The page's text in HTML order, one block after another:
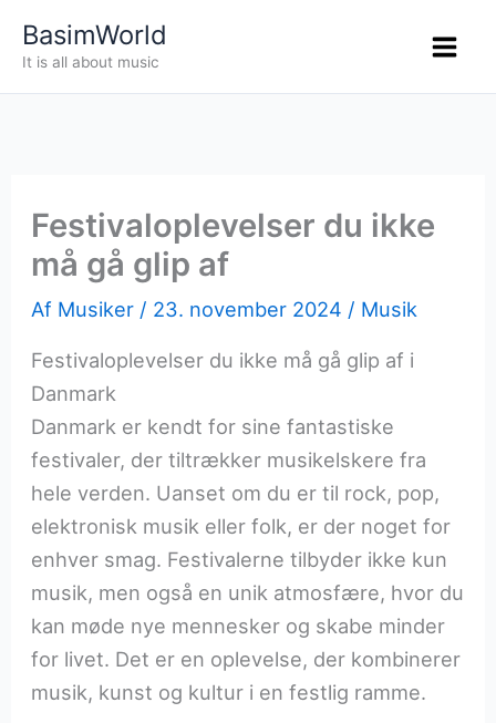
BasimWorld
It is all about music
Festivaloplevelser du ikke
må gå glip af
Af Musiker / 23. november 2024 / Musik
Festivaloplevelser du ikke må gå glip af i
Danmark
Danmark er kendt for sine fantastiske
festivaler, der tiltrækker musikelskere fra
hele verden. Uanset om du er til rock, pop,
elektronisk musik eller folk, er der noget for
enhver smag. Festivalerne tilbyder ikke kun
musik, men også en unik atmosfære, hvor du
kan møde nye mennesker og skabe minder
for livet. Det er en oplevelse, der kombinerer
musik, kunst og kultur i en festlig ramme.